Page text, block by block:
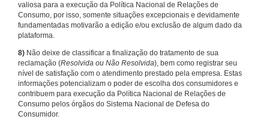
valiosa para a execução da Política Nacional de Relações de
Consumo, por isso, somente situações excepcionais e devidamente
fundamentadas motivarão a edição e/ou exclusão de algum dado da
plataforma.
8) Não deixe de classificar a finalização do tratamento de sua
reclamação (Resolvida ou Não Resolvida), bem como registrar seu
nível de satisfação com o atendimento prestado pela empresa. Estas
informações potencializam o poder de escolha dos consumidores e
contribuem para execução da Política Nacional de Relações de
Consumo pelos órgãos do Sistema Nacional de Defesa do
Consumidor.